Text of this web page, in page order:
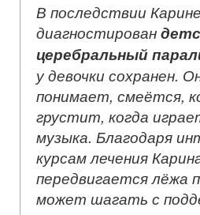
В последствии
диагностирован
церебральный
у девочки сохранен.
понимает, смеётся,
грустит, когда
музыка. Благодаря
курсам лечения
передвигается лёжа
может шагать с